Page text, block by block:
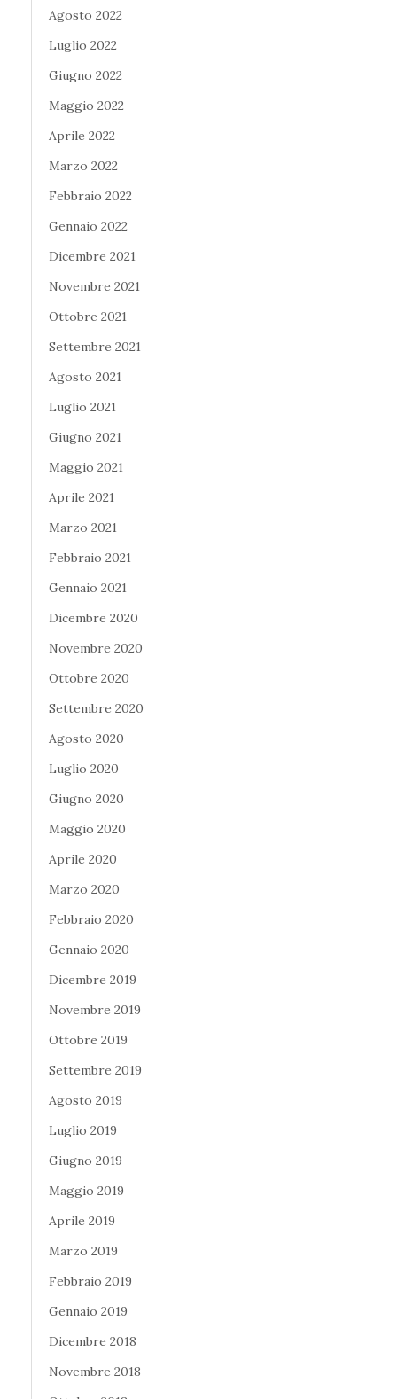
Agosto 2022
Luglio 2022
Giugno 2022
Maggio 2022
Aprile 2022
Marzo 2022
Febbraio 2022
Gennaio 2022
Dicembre 2021
Novembre 2021
Ottobre 2021
Settembre 2021
Agosto 2021
Luglio 2021
Giugno 2021
Maggio 2021
Aprile 2021
Marzo 2021
Febbraio 2021
Gennaio 2021
Dicembre 2020
Novembre 2020
Ottobre 2020
Settembre 2020
Agosto 2020
Luglio 2020
Giugno 2020
Maggio 2020
Aprile 2020
Marzo 2020
Febbraio 2020
Gennaio 2020
Dicembre 2019
Novembre 2019
Ottobre 2019
Settembre 2019
Agosto 2019
Luglio 2019
Giugno 2019
Maggio 2019
Aprile 2019
Marzo 2019
Febbraio 2019
Gennaio 2019
Dicembre 2018
Novembre 2018